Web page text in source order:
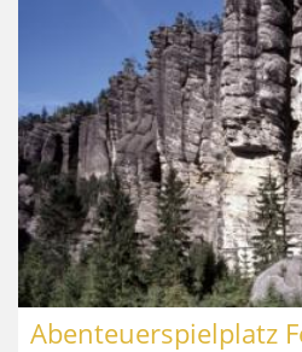
Abenteuerspielplatz